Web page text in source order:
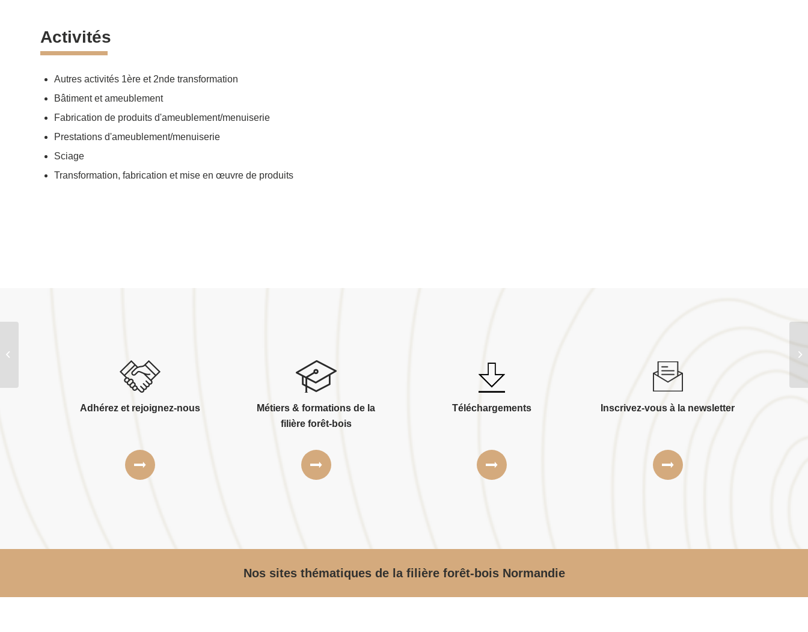
Activités
Autres activités 1ère et 2nde transformation
Bâtiment et ameublement
Fabrication de produits d'ameublement/menuiserie
Prestations d'ameublement/menuiserie
Sciage
Transformation, fabrication et mise en œuvre de produits
Adhérez et rejoignez-nous
Métiers & formations de la
filière forêt-bois
Téléchargements Inscrivez-vous à la newsletter
Nos sites thématiques de la filière forêt-bois Normandie